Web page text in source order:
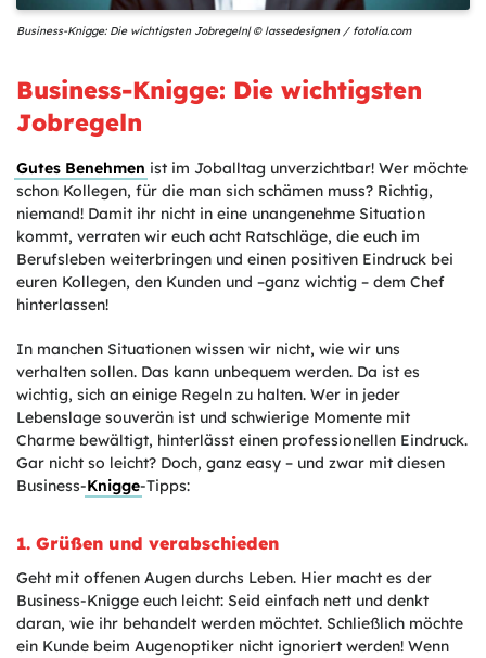
Business-Knigge: Die wichtigsten Jobregeln| © lassedesignen / fotolia.com
Business-Knigge: Die wichtigsten
Jobregeln
Gutes Benehmen ist im Joballtag unverzichtbar! Wer möchte
schon Kollegen, für die man sich schämen muss? Richtig,
niemand! Damit ihr nicht in eine unangenehme Situation
kommt, verraten wir euch acht Ratschläge, die euch im
Berufsleben weiterbringen und einen positiven Eindruck bei
euren Kollegen, den Kunden und –ganz wichtig – dem Chef
hinterlassen!
In manchen Situationen wissen wir nicht, wie wir uns
verhalten sollen. Das kann unbequem werden. Da ist es
wichtig, sich an einige Regeln zu halten. Wer in jeder
Lebenslage souverän ist und schwierige Momente mit
Charme bewältigt, hinterlässt einen professionellen Eindruck.
Gar nicht so leicht? Doch, ganz easy – und zwar mit diesen
Business-Knigge-Tipps:
1. Grüßen und verabschieden
Geht mit offenen Augen durchs Leben. Hier macht es der
Business-Knigge euch leicht: Seid einfach nett und denkt
daran, wie ihr behandelt werden möchtet. Schließlich möchte
ein Kunde beim Augenoptiker nicht ignoriert werden! Wenn